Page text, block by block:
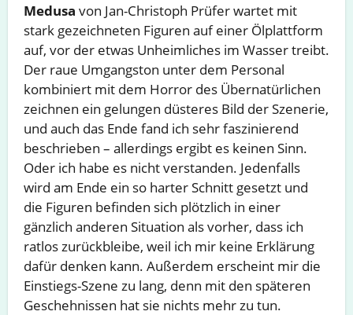
Medusa von Jan-Christoph Prüfer wartet mit
stark gezeichneten Figuren auf einer Ölplattform
auf, vor der etwas Unheimliches im Wasser treibt.
Der raue Umgangston unter dem Personal
kombiniert mit dem Horror des Übernatürlichen
zeichnen ein gelungen düsteres Bild der Szenerie,
und auch das Ende fand ich sehr faszinierend
beschrieben – allerdings ergibt es keinen Sinn.
Oder ich habe es nicht verstanden. Jedenfalls
wird am Ende ein so harter Schnitt gesetzt und
die Figuren befinden sich plötzlich in einer
gänzlich anderen Situation als vorher, dass ich
ratlos zurückbleibe, weil ich mir keine Erklärung
dafür denken kann. Außerdem erscheint mir die
Einstiegs-Szene zu lang, denn mit den späteren
Geschehnissen hat sie nichts mehr zu tun.